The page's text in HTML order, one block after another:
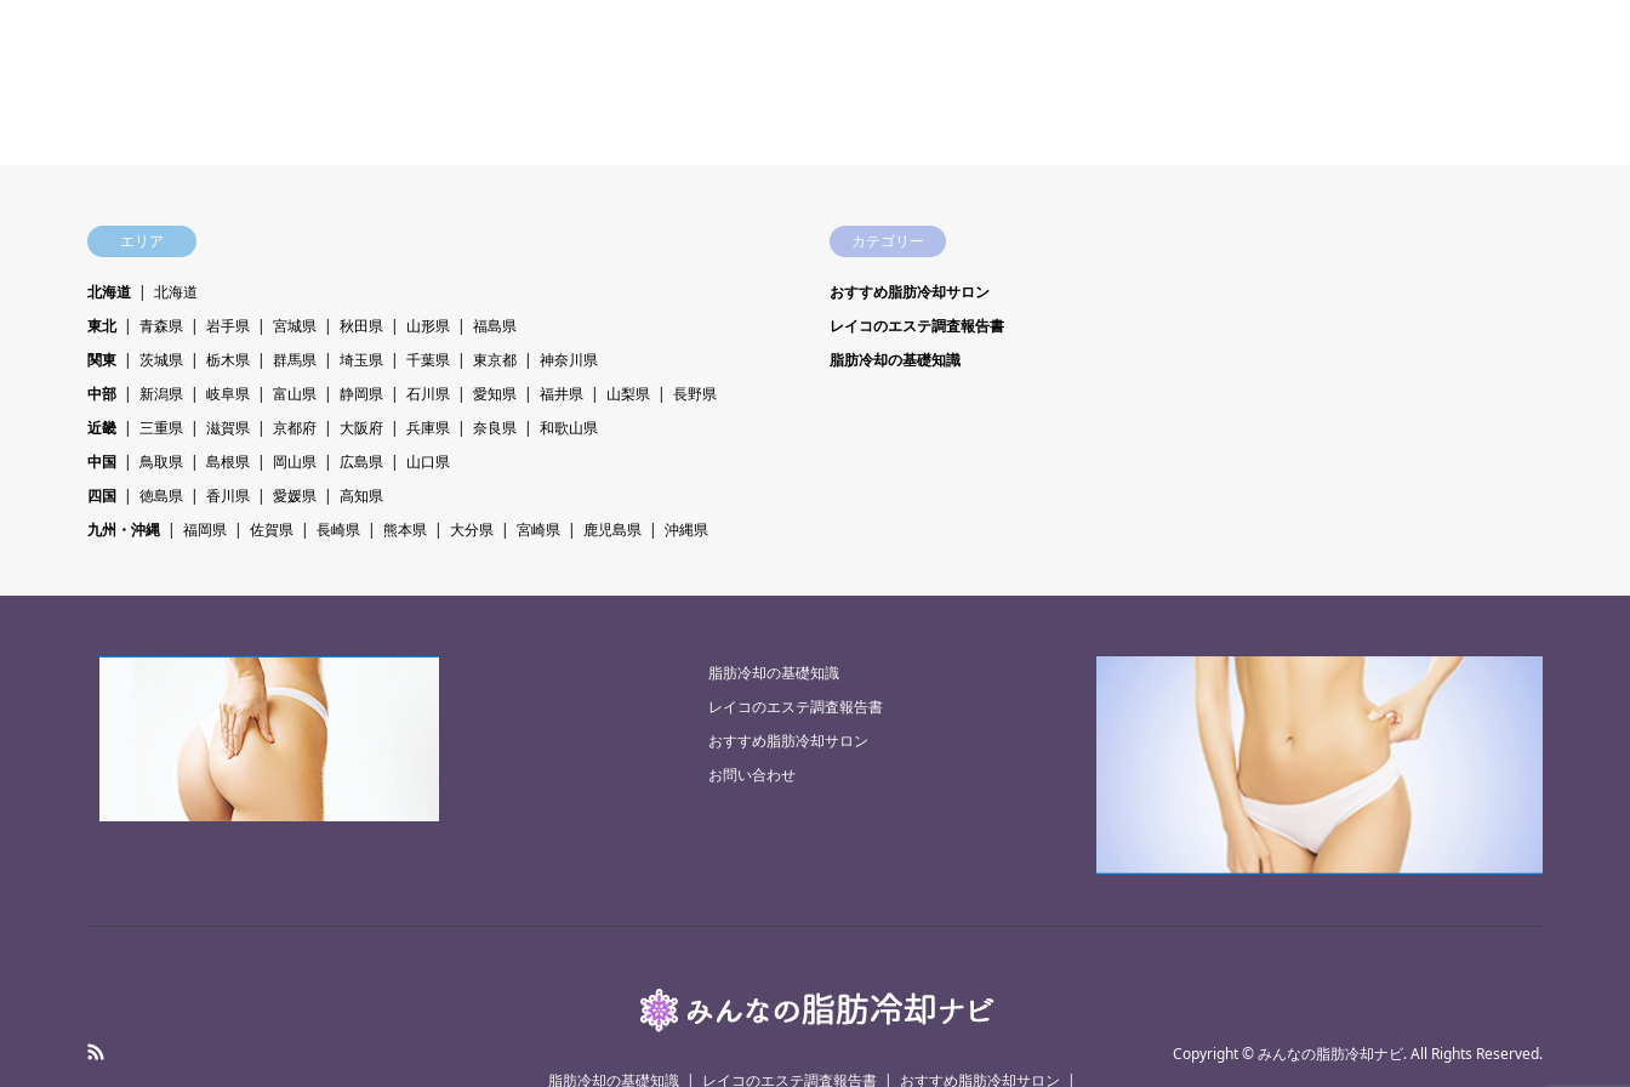
エリア
北海道
北海道
東北
青森県 岩手県 宮城県 秋田県 山形県
福島県
関東
茨城県 栃木県 群馬県 埼玉県 千葉県 東京都
神奈川県
中部
新潟県 岐阜県 富山県 静岡県 石川県 愛知県 福井県 山梨県
長野県
近畿
三重県 滋賀県 京都府 大阪府 兵庫県 奈良県
和歌山県
中国
鳥取県 島根県 岡山県 広島県
山口県
四国
徳島県 香川県 愛媛県
高知県
九州・沖縄
福岡県 佐賀県 長崎県 熊本県 大分県 宮崎県 鹿児島県 沖縄県
カテゴリー
おすすめ脂肪冷却サロン
レイコのエステ調査報告書
脂肪冷却の基礎知識
脂肪冷却の基礎知識
レイコのエステ調査報告書
おすすめ脂肪冷却サロン
お問い合わせ
脂肪冷却の基礎知識 レイコのエステ調査報告書 おすすめ脂肪冷却サロン
Copyright©みんなの脂肪冷却ナビ. All Rights Reserved.